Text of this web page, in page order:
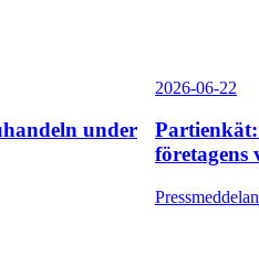
under
2026-06-22
Partienkät:
företagens